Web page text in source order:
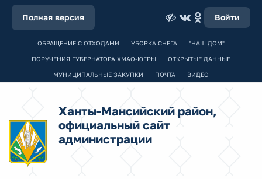
Полная версия Войти
ОБРАЩЕНИЕ С ОТХОДАМИ УБОРКА СНЕГА "НАШ ДОМ"
ПОРУЧЕНИЯ ГУБЕРНАТОРА ХМАО-ЮГРЫ ОТКРЫТЫЕ ДАННЫЕ
МУНИЦИПАЛЬНЫЕ ЗАКУПКИ ПОЧТА ВИДЕО
Ханты-Мансийский район,
официальный сайт
администрации